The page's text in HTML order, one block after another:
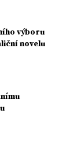
výboru
novelu